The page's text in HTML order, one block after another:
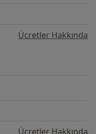
Ücretler Hakkında
Ücretler Hakkında